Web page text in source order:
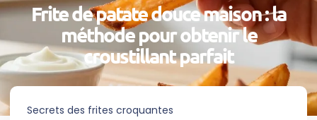
Frite de patate douce maison : la
méthode pour obtenir le
croustillant parfait
Secrets des frites croquantes